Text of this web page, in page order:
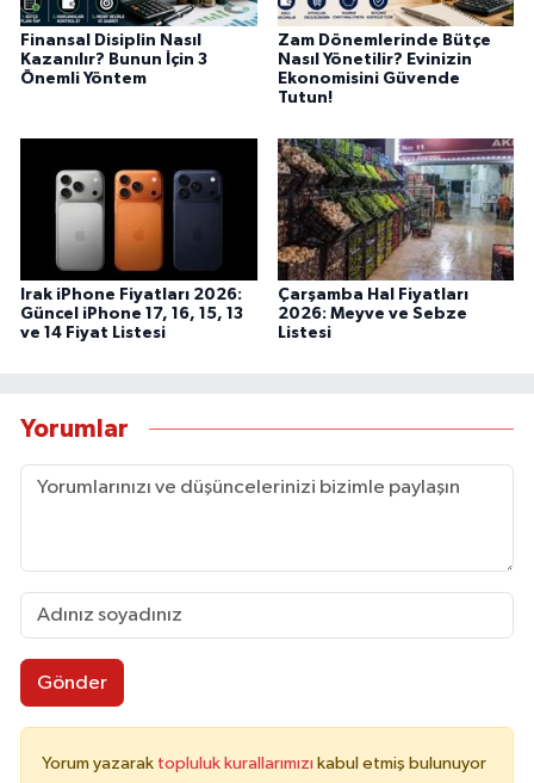
Finansal Disiplin Nasıl
Kazanılır? Bunun İçin 3
Önemli Yöntem
Zam Dönemlerinde Bütçe
Nasıl Yönetilir? Evinizin
Ekonomisini Güvende
Tutun!
Irak iPhone Fiyatları 2026:
Güncel iPhone 17, 16, 15, 13
ve 14 Fiyat Listesi
Çarşamba Hal Fiyatları
2026: Meyve ve Sebze
Listesi
Yorumlar
Gönder
Yorum yazarak topluluk kurallarımızı kabul etmiş bulunuyor